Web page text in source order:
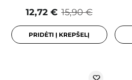
15,90 €
12,72 €
PRIDĖTI Į KREPŠELĮ